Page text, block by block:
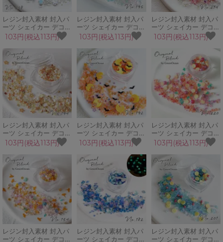
レジン封入素材 封入パ
ーツ シェイカー デコパ
ーツ 月下美人 ブリオン
カレット 花 夜 フラワ
ー GreenOceanオリジ
ナルブレンド♪
103円(税込113円)
レジン封入素材 封入パ
ーツ シェイカー デコパ
ーツ しゃぼんだま 蝶
シャボン玉 夏 アクア
ブリオン GreenOcean
オリジナルブレンド♪
103円(税込113円)
レジン封入素材 封入パ
ーツ シェイカー デコパ
ーツ ラブウィズユー ピ
ンク ハート シェル バ
レンタイン
GreenOceanオリジナ
ルブレンド♪
103円(税込113円)
レジン封入素材 封入パ
ーツ シェイカー デコパ
ーツ 金木犀 花 秋 キン
モクセイ フラワー ガラ
スカレット
GreenOceanオリジナ
ルブレンド♪
103円(税込113円)
レジン封入素材 封入パ
ーツ シェイカー デコパ
ーツ スプーキーナイト
ハロウィン コウモリ 月
夜 GreenOceanオリジ
ナルブレンド♪
103円(税込113円)
レジン封入素材 封入パ
ーツ シェイカー デコパ
ーツ カシスオレンジ 夏
トロピカル カレット
GreenOceanオリジナ
ルブレンド♪
103円(税込113円)
レジン封入素材 封入パ
ーツ シェイカー デコパ
レジン封入素材 封入パ
ーツ シェイカー デコパ
レジン封入素材 封入パ
ーツ シェイカー デコパ